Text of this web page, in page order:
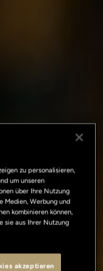
zu personalisieren,
um unseren
über Ihre Nutzung
Medien, Werbung und
kombinieren können,
sie aus Ihrer Nutzung
akzeptieren